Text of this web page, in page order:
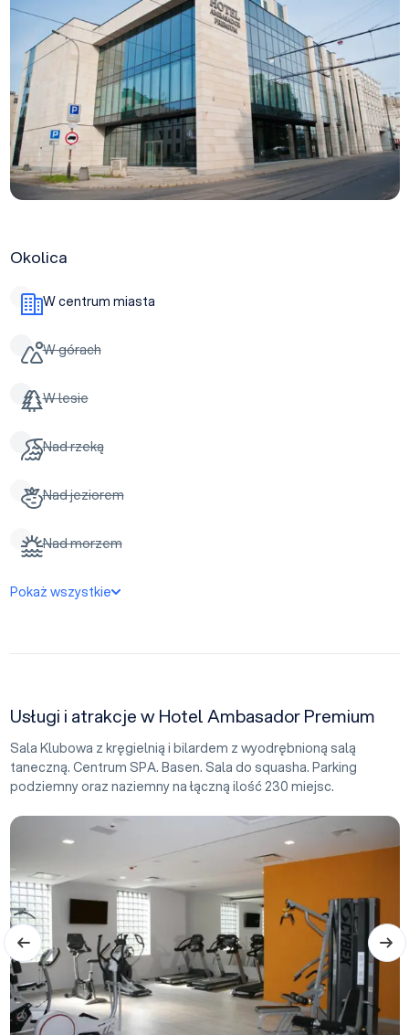
Okolica
W centrum miasta
W górach
W lesie
Nad rzeką
Nad jeziorem
Nad morzem
Pokaż wszystkie
Usługi i atrakcje w Hotel Ambasador Premium
Sala Klubowa z kręgielnią i bilardem z wyodrębnioną salą
taneczną. Centrum SPA. Basen. Sala do squasha. Parking
podziemny oraz naziemny na łączną ilość 230 miejsc.